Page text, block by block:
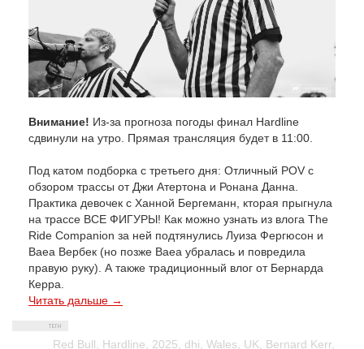
Внимание! Из-за прогноза погоды финал Hardline
сдвинули на утро. Прямая трансляция будет в 11:00.
Под катом подборка с третьего дня: Отличный POV с
обзором трассы от Джи Атертона и Ронана Данна.
Практика девочек с Ханной Бергеманн, кторая прыгнула
на трассе ВСЕ ФИГУРЫ! Как можно узнать из влога The
Ride Companion за ней подтянулись Луиза Фергюсон и
Ваеа Вербек (но позже Ваеа убралась и повредила
правую руку). А также традиционный влог от Бернарда
Керра.
Читать дальше →
Red Bull Hardline 2025 dhi Wales UK Bernard Kerr